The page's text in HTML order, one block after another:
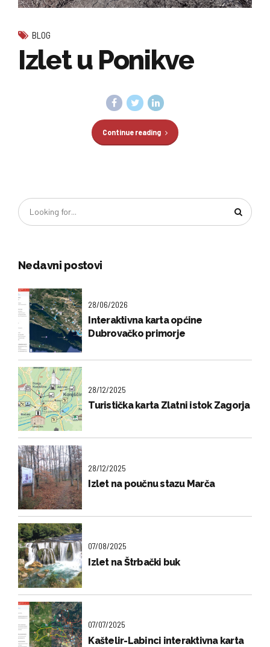
BLOG
Izlet u Ponikve
Continue reading
Nedavni postovi
28/06/2026
Interaktivna karta općine
Dubrovačko primorje
28/12/2025
Turistička karta Zlatni istok Zagorja
28/12/2025
Izlet na poučnu stazu Marča
07/08/2025
Izlet na Štrbački buk
07/07/2025
Kaštelir-Labinci interaktivna karta